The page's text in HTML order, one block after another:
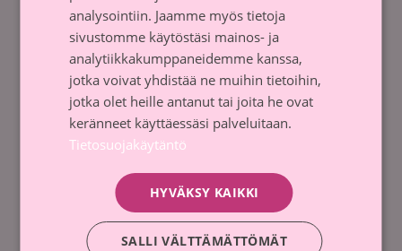
analysointiin. Jaamme myös tietoja
sivustomme käytöstäsi mainos- ja
analytiikkakumppaneidemme kanssa,
jotka voivat yhdistää ne muihin tietoihin,
jotka olet heille antanut tai joita he ovat
keränneet käyttäessäsi palveluitaan.
Tietosuojakäytäntö
HYVÄKSY KAIKKI
SALLI VÄLTTÄMÄTTÖMÄT